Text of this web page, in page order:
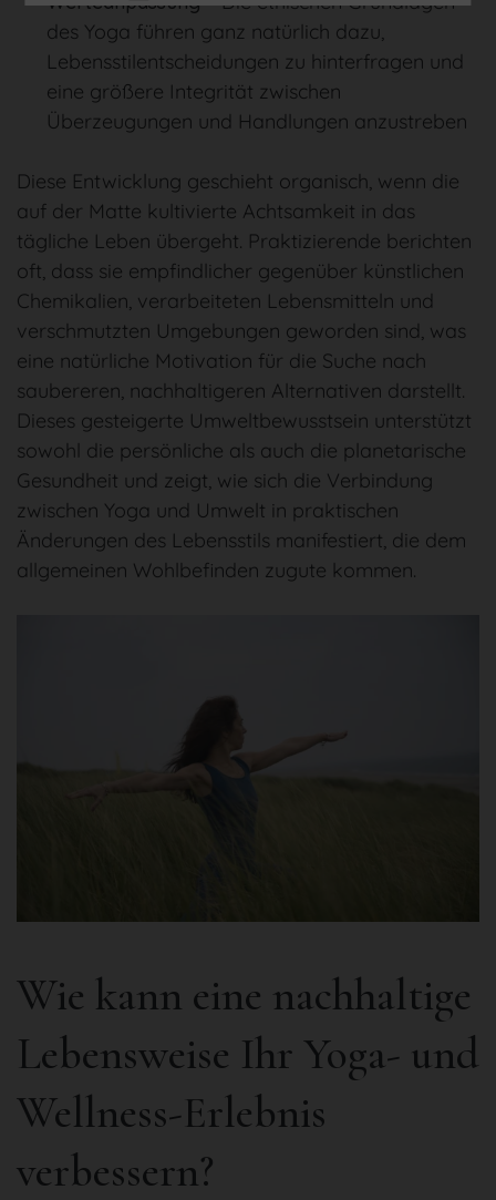
des Yoga führen ganz natürlich dazu,
Lebensstilentscheidungen zu hinterfragen und
eine größere Integrität zwischen
Überzeugungen und Handlungen anzustreben
Diese Entwicklung geschieht organisch, wenn die
auf der Matte kultivierte Achtsamkeit in das
tägliche Leben übergeht. Praktizierende berichten
oft, dass sie empfindlicher gegenüber künstlichen
Chemikalien, verarbeiteten Lebensmitteln und
verschmutzten Umgebungen geworden sind, was
eine natürliche Motivation für die Suche nach
saubereren, nachhaltigeren Alternativen darstellt.
Dieses gesteigerte Umweltbewusstsein unterstützt
sowohl die persönliche als auch die planetarische
Gesundheit und zeigt, wie sich die Verbindung
zwischen Yoga und Umwelt in praktischen
Änderungen des Lebensstils manifestiert, die dem
allgemeinen Wohlbefinden zugute kommen.
Wie kann eine nachhaltige
Lebensweise Ihr Yoga- und
Wellness-Erlebnis
verbessern?